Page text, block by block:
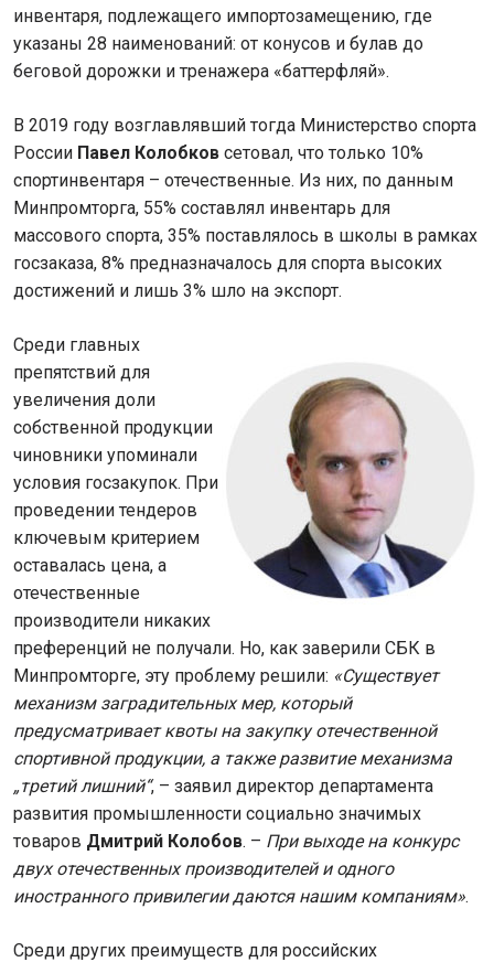
инвентаря, подлежащего импортозамещению, где
указаны 28 наименований: от конусов и булав до
беговой дорожки и тренажера «баттерфляй».
В 2019 году возглавлявший тогда Министерство спорта
России Павел Колобков сетовал, что только 10%
спортинвентаря – отечественные. Из них, по данным
Минпромторга, 55% составлял инвентарь для
массового спорта, 35% поставлялось в школы в рамках
госзаказа, 8% предназначалось для спорта высоких
достижений и лишь 3% шло на экспорт.
Среди главных
препятствий для
увеличения доли
собственной продукции
чиновники упоминали
условия госзакупок. При
проведении тендеров
ключевым критерием
оставалась цена, а
отечественные
производители никаких
преференций не получали. Но, как заверили СБК в
Минпромторге, эту проблему решили: «Существует
механизм заградительных мер, который
предусматривает квоты на закупку отечественной
спортивной продукции, а также развитие механизма
„третий лишний“, – заявил директор департамента
развития промышленности социально значимых
товаров Дмитрий Колобов. – При выходе на конкурс
двух отечественных производителей и одного
иностранного привилегии даются нашим компаниям».
Среди других преимуществ для российских